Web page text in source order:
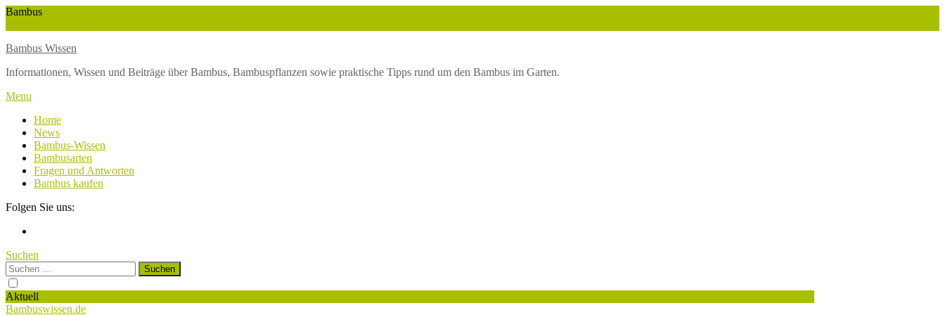
Skip
Bambus
Bambus Wissen
Informationen, Wissen und Beiträge über Bambus, Bambuspflanzen sowie praktische Tipps rund um den Bambus im Garten.
Menu
Home
News
Bambus-Wissen
Bambusarten
Fragen und Antworten
Bambus kaufen
Folgen Sie uns:
Suchen
Suchen
nach:
Aktuell
Bambuswissen.de